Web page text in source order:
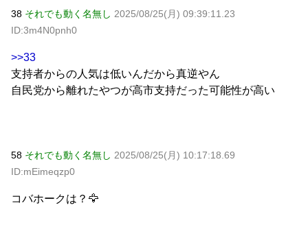
38 それでも動く名無し 2025/08/25(月) 09:39:11.23
ID:3m4N0pnh0
>>33
支持者からの人気は低いんだから真逆やん
自民党から離れたやつが高市支持だった可能性が高い
58 それでも動く名無し 2025/08/25(月) 10:17:18.69
ID:mEimeqzp0
コバホークは？🦅